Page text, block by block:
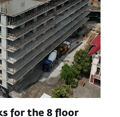
for the 8 floor